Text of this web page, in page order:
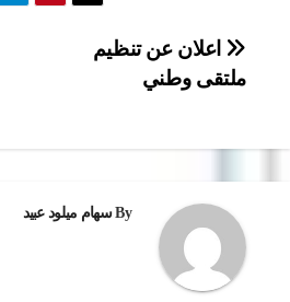
تصفّح
المقالات
اعلان عن تنظيم
ملتقى وطني
By سهام ميلود عبيد